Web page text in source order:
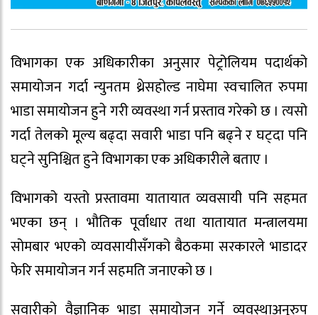
विभागका एक अधिकारीका अनुसार पेट्रोलियम पदार्थको
समायोजन गर्दा न्युनतम थ्रेसहोल्ड नाघेमा स्वचालित रुपमा
भाडा समायोजन हुने गरी व्यवस्था गर्न प्रस्ताव गरेको छ । त्यसो
गर्दा तेलको मूल्य बढ्दा सवारी भाडा पनि बढ्ने र घट्दा पनि
घट्ने सुनिश्चित हुने विभागका एक अधिकारीले बताए ।
विभागको यस्तो प्रस्तावमा यातायात व्यवसायी पनि सहमत
भएका छन् । भौतिक पूर्वाधार तथा यातायात मन्त्रालयमा
सोमबार भएको व्यवसायीसँगको बैठकमा सरकारले भाडादर
फेरि समायोजन गर्न सहमति जनाएको छ ।
सवारीको वैज्ञानिक भाडा समायोजन गर्ने व्यवस्थाअनुरुप